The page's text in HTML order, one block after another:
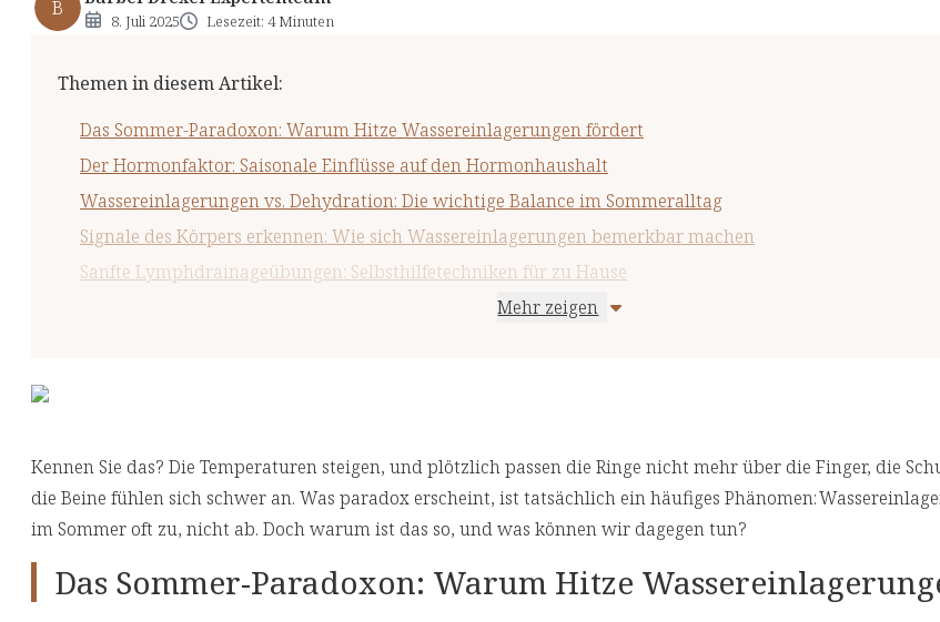
B
8. Juli 2025 Lesezeit: 4 Minuten
Themen in diesem Artikel:
Das Sommer-Paradoxon: Warum Hitze Wassereinlagerungen fördert
Der Hormonfaktor: Saisonale Einflüsse auf den Hormonhaushalt
Wassereinlagerungen vs. Dehydration: Die wichtige Balance im Sommeralltag
Signale des Körpers erkennen: Wie sich Wassereinlagerungen bemerkbar machen
Sanfte Lymphdrainageübungen: Selbsthilfetechniken für zu Hause
Aqua-Fitness als idealer Sommersport: Entlastende Bewegung mit Drainageeffekt
Mehr zeigen
Kennen Sie das? Die Temperaturen steigen, und plötzlich passen die Ringe nicht mehr über die Finger, die
die Beine fühlen sich schwer an. Was paradox erscheint, ist tatsächlich ein häufiges Phänomen:
im Sommer oft zu, nicht ab. Doch warum ist das so, und was können wir dagegen tun?
Das Sommer-Paradoxon: Warum Hitze